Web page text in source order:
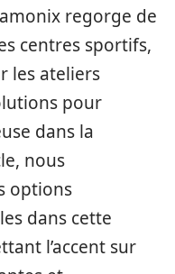
regorge de
centres sportifs,
les ateliers
pour
dans la
nous
options
dans cette
l’accent sur